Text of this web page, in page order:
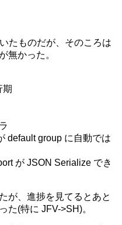
たものだが、そのころは
無かった。
期
default group に自動では
が JSON Serialize でき
が、進捗を見てるとあと
た(特に JFV->SH)。